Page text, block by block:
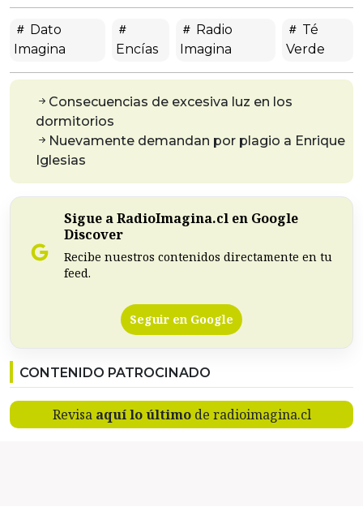
Dato
Imagina
Encías
Radio
Imagina
Té
Verde
Consecuencias de excesiva luz en los
dormitorios
Nuevamente demandan por plagio a Enrique
Iglesias
Sigue a RadioImagina.cl en Google
Discover
Recibe nuestros contenidos directamente en tu
feed.
Seguir en Google
CONTENIDO PATROCINADO
Revisa aquí lo últimode radioimagina.cl